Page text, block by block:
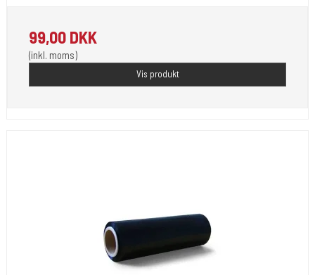
99,00 DKK
(inkl. moms)
Vis produkt